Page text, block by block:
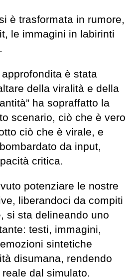
è trasformata in rumore,
le immagini in labirinti
è stata
della viralità e della
ha sopraffatto la
scenario, ciò che è vero
ciò che è virale, e
da input,
critica.
potenziare le nostre
liberandoci da compiti
si sta delineando uno
testi, immagini,
sintetiche
disumana, rendendo
dal simulato.